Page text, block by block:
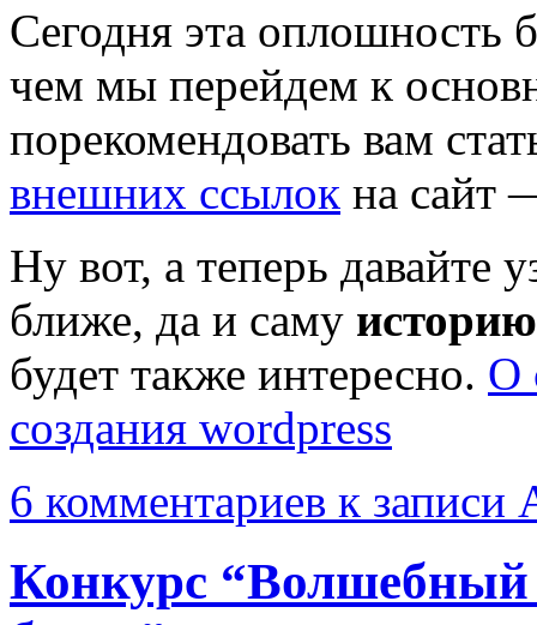
Сегодня эта оплошность
чем мы перейдем к
порекомендовать вам
внешних ссылок на сайт
Ну вот, а теперь давайте
ближе, да и саму
будет также интересно. О
создания wordpress
6 комментариев к записи
Конкурс “Волшебный